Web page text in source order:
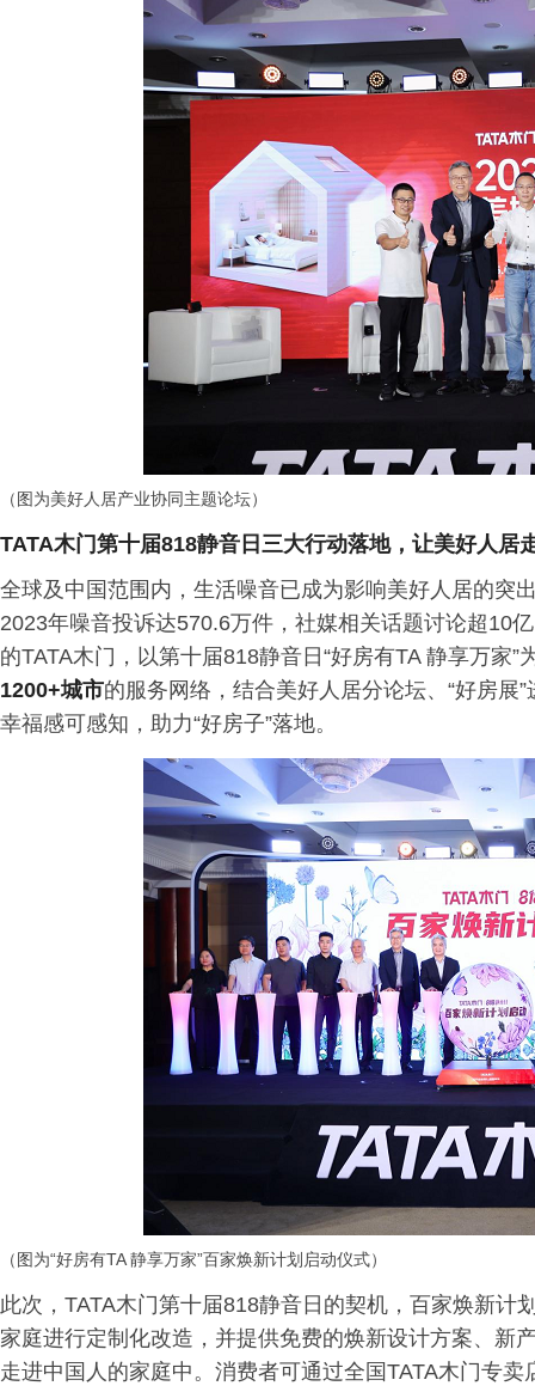
（图为美好人居产业协同主题论坛）
TATA木门第十届818静音日三大行动落地，让美好人居
全球及中国范围内，生活噪音已成为影响美好人居的突
2023年噪音投诉达570.6万件，社媒相关话题讨论超10
的TATA木门，以第十届818静音日“好房有TA 静享万家
1200+城市的服务网络，结合美好人居分论坛、“好房展
幸福感可感知，助力“好房子”落地。
（图为“好房有TA 静享万家”百家焕新计划启动仪式）
此次，TATA木门第十届818静音日的契机，百家焕新计
家庭进行定制化改造，并提供免费的焕新设计方案、新
走进中国人的家庭中。消费者可通过全国TATA木门专